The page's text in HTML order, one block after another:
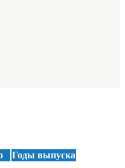
Годы выпуска